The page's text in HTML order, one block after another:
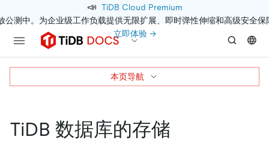
📣 TiDB Cloud Premium
公测中。为企业级工作负载提供无限扩展、即时弹性伸缩和高级安全保
立即体验 →
TiDB 数据库的存储
本页导航